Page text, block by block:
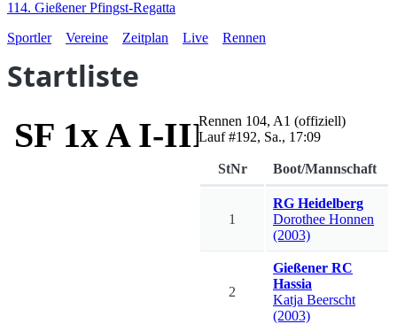
114. Gießener Pfingst-Regatta
Sportler
Vereine Zeitplan Live Rennen
Startliste
SF 1x A I-IIIRennen 104, A1 (offiziell)
Lauf #192, Sa., 17:09
StNr Boot/Mannschaft
1
RG Heidelberg
Dorothee Honnen
(2003)
2
Gießener RC
Hassia
Katja Beerscht
(2003)